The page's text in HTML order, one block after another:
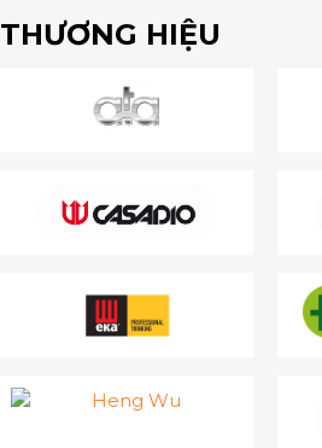
THƯƠNG HIỆU